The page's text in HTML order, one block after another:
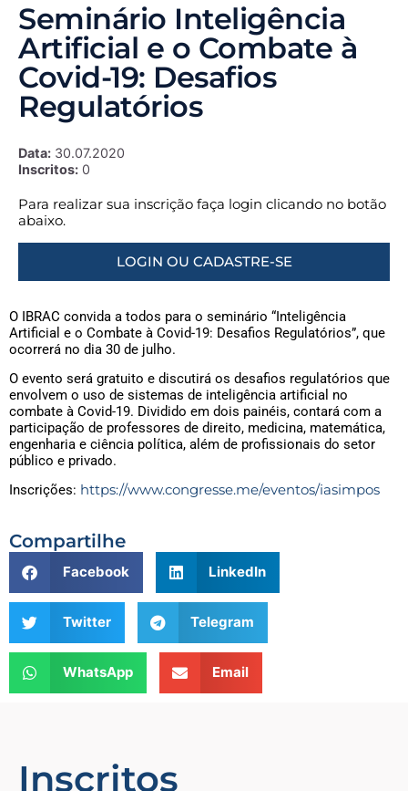
Seminário Inteligência
Artificial e o Combate à
Covid-19: Desafios
Regulatórios
Data: 30.07.2020
Inscritos: 0
Para realizar sua inscrição faça login clicando no botão
abaixo.
LOGIN OU CADASTRE-SE
O IBRAC convida a todos para o seminário “Inteligência
Artificial e o Combate à Covid-19: Desafios Regulatórios”, que
ocorrerá no dia 30 de julho.
O evento será gratuito e discutirá os desafios regulatórios que
envolvem o uso de sistemas de inteligência artificial no
combate à Covid-19. Dividido em dois painéis, contará com a
participação de professores de direito, medicina, matemática,
engenharia e ciência política, além de profissionais do setor
público e privado.
Inscrições: https://www.congresse.me/eventos/iasimpos
Compartilhe
Facebook LinkedIn
Twitter Telegram
WhatsApp Email
Inscritos